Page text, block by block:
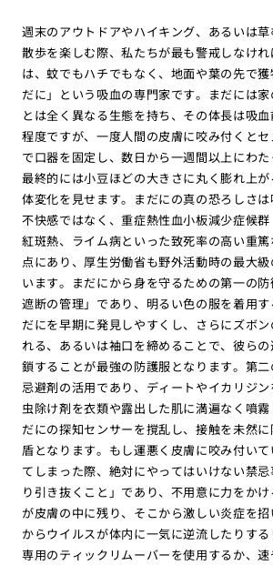
週末のアウトドアやハイキング、あるいは
散歩を楽しむ際、私たちが最も警戒しなけ
は、蚊でもハチでもなく、地面や葉の先で
だに」という吸血の専門家です。まだには
とは全く異なる生態を持ち、その体長は吸
程度ですが、一度人間の皮膚に咬み付くと
で口器を固定し、数日から一週間以上にわた
最終的には小豆ほどの大きさに丸く膨れ上
体変化を見せます。まだにの真の恐ろしさ
不快感ではなく、重症熱性血小板減少症候
紅斑熱、ライム病といった致死率の高い重
点にあり、厚生労働省も野外活動時の最大
います。まだにから身を守るための第一の
遮断の管理」であり、明るい色の服を着用
だにを早期に発見しやすくし、さらにズボ
れる、あるいは袖口を締めることで、彼ら
鎖することが最強の防護服となります。第
忌避剤の活用であり、ディートやイカリジ
虫除け剤を衣類や露出した肌に満遍なく噴
だにの探知センサーを撹乱し、接触を未然
盾となります。もし運悪く皮膚に咬み付い
てしまった際、絶対にやってはいけない禁
り引き抜くこと」であり、不用意に力をか
が皮膚の中に残り、そこから激しい炎症を
からウイルスが体内に一気に逆流したりする
専用のティックリムーバーを使用するか、